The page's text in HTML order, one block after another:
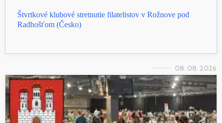
Štvrtkové klubové stretnutie filatelistov v Rožnove pod
Radhošťom (Česko)
08. 08. 2026